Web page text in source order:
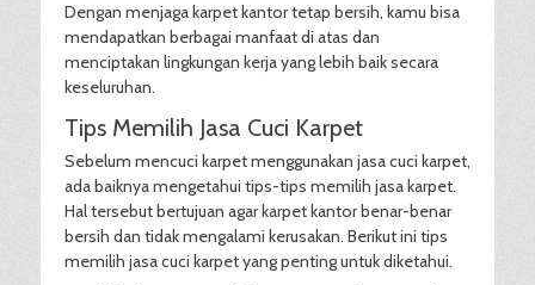
Dengan menjaga karpet kantor tetap bersih, kamu bisa
mendapatkan berbagai manfaat di atas dan
menciptakan lingkungan kerja yang lebih baik secara
keseluruhan.
Tips Memilih Jasa Cuci Karpet
Sebelum mencuci karpet menggunakan jasa cuci karpet,
ada baiknya mengetahui tips-tips memilih jasa karpet.
Hal tersebut bertujuan agar karpet kantor benar-benar
bersih dan tidak mengalami kerusakan. Berikut ini tips
memilih jasa cuci karpet yang penting untuk diketahui.